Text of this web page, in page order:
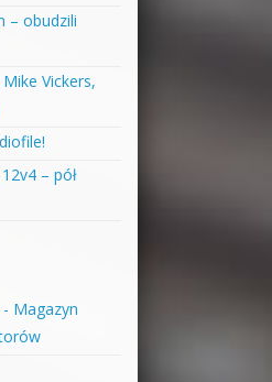
– obudzili
Vickers,
– pół
Magazyn